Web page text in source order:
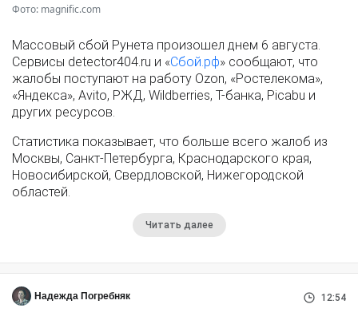
Фото: magnific.com
Массовый сбой Рунета произошел днем 6 августа.
Сервисы detector404.ru и «Сбой.рф» сообщают, что
жалобы поступают на работу Ozon, «Ростелекома»,
«Яндекса», Avito, РЖД, Wildberries, Т-банка, Picabu и
других ресурсов.
Статистика показывает, что больше всего жалоб из
Москвы, Санкт-Петербурга, Краснодарского края,
Новосибирской, Свердловской, Нижегородской
областей.
Читать далее
Надежда Погребняк 12:54